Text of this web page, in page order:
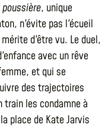
, unique
n'évite pas l'écueil
d'être vu. Le duel,
avec un rêve
et qui se
des trajectoires
les condamne à
place de Kate Jarvis